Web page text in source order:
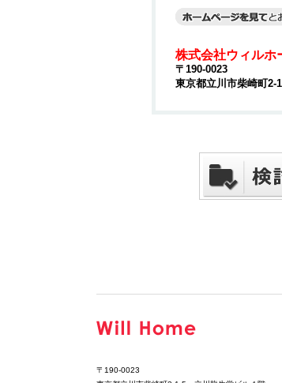
株式会社ウィルホ
〒190-0023
東京都立川市柴崎町
〒190-0023